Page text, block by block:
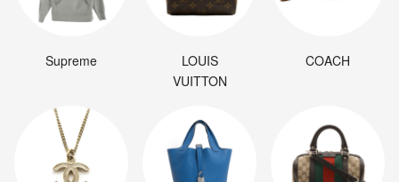
Supreme
LOUIS
VUITTON
COACH